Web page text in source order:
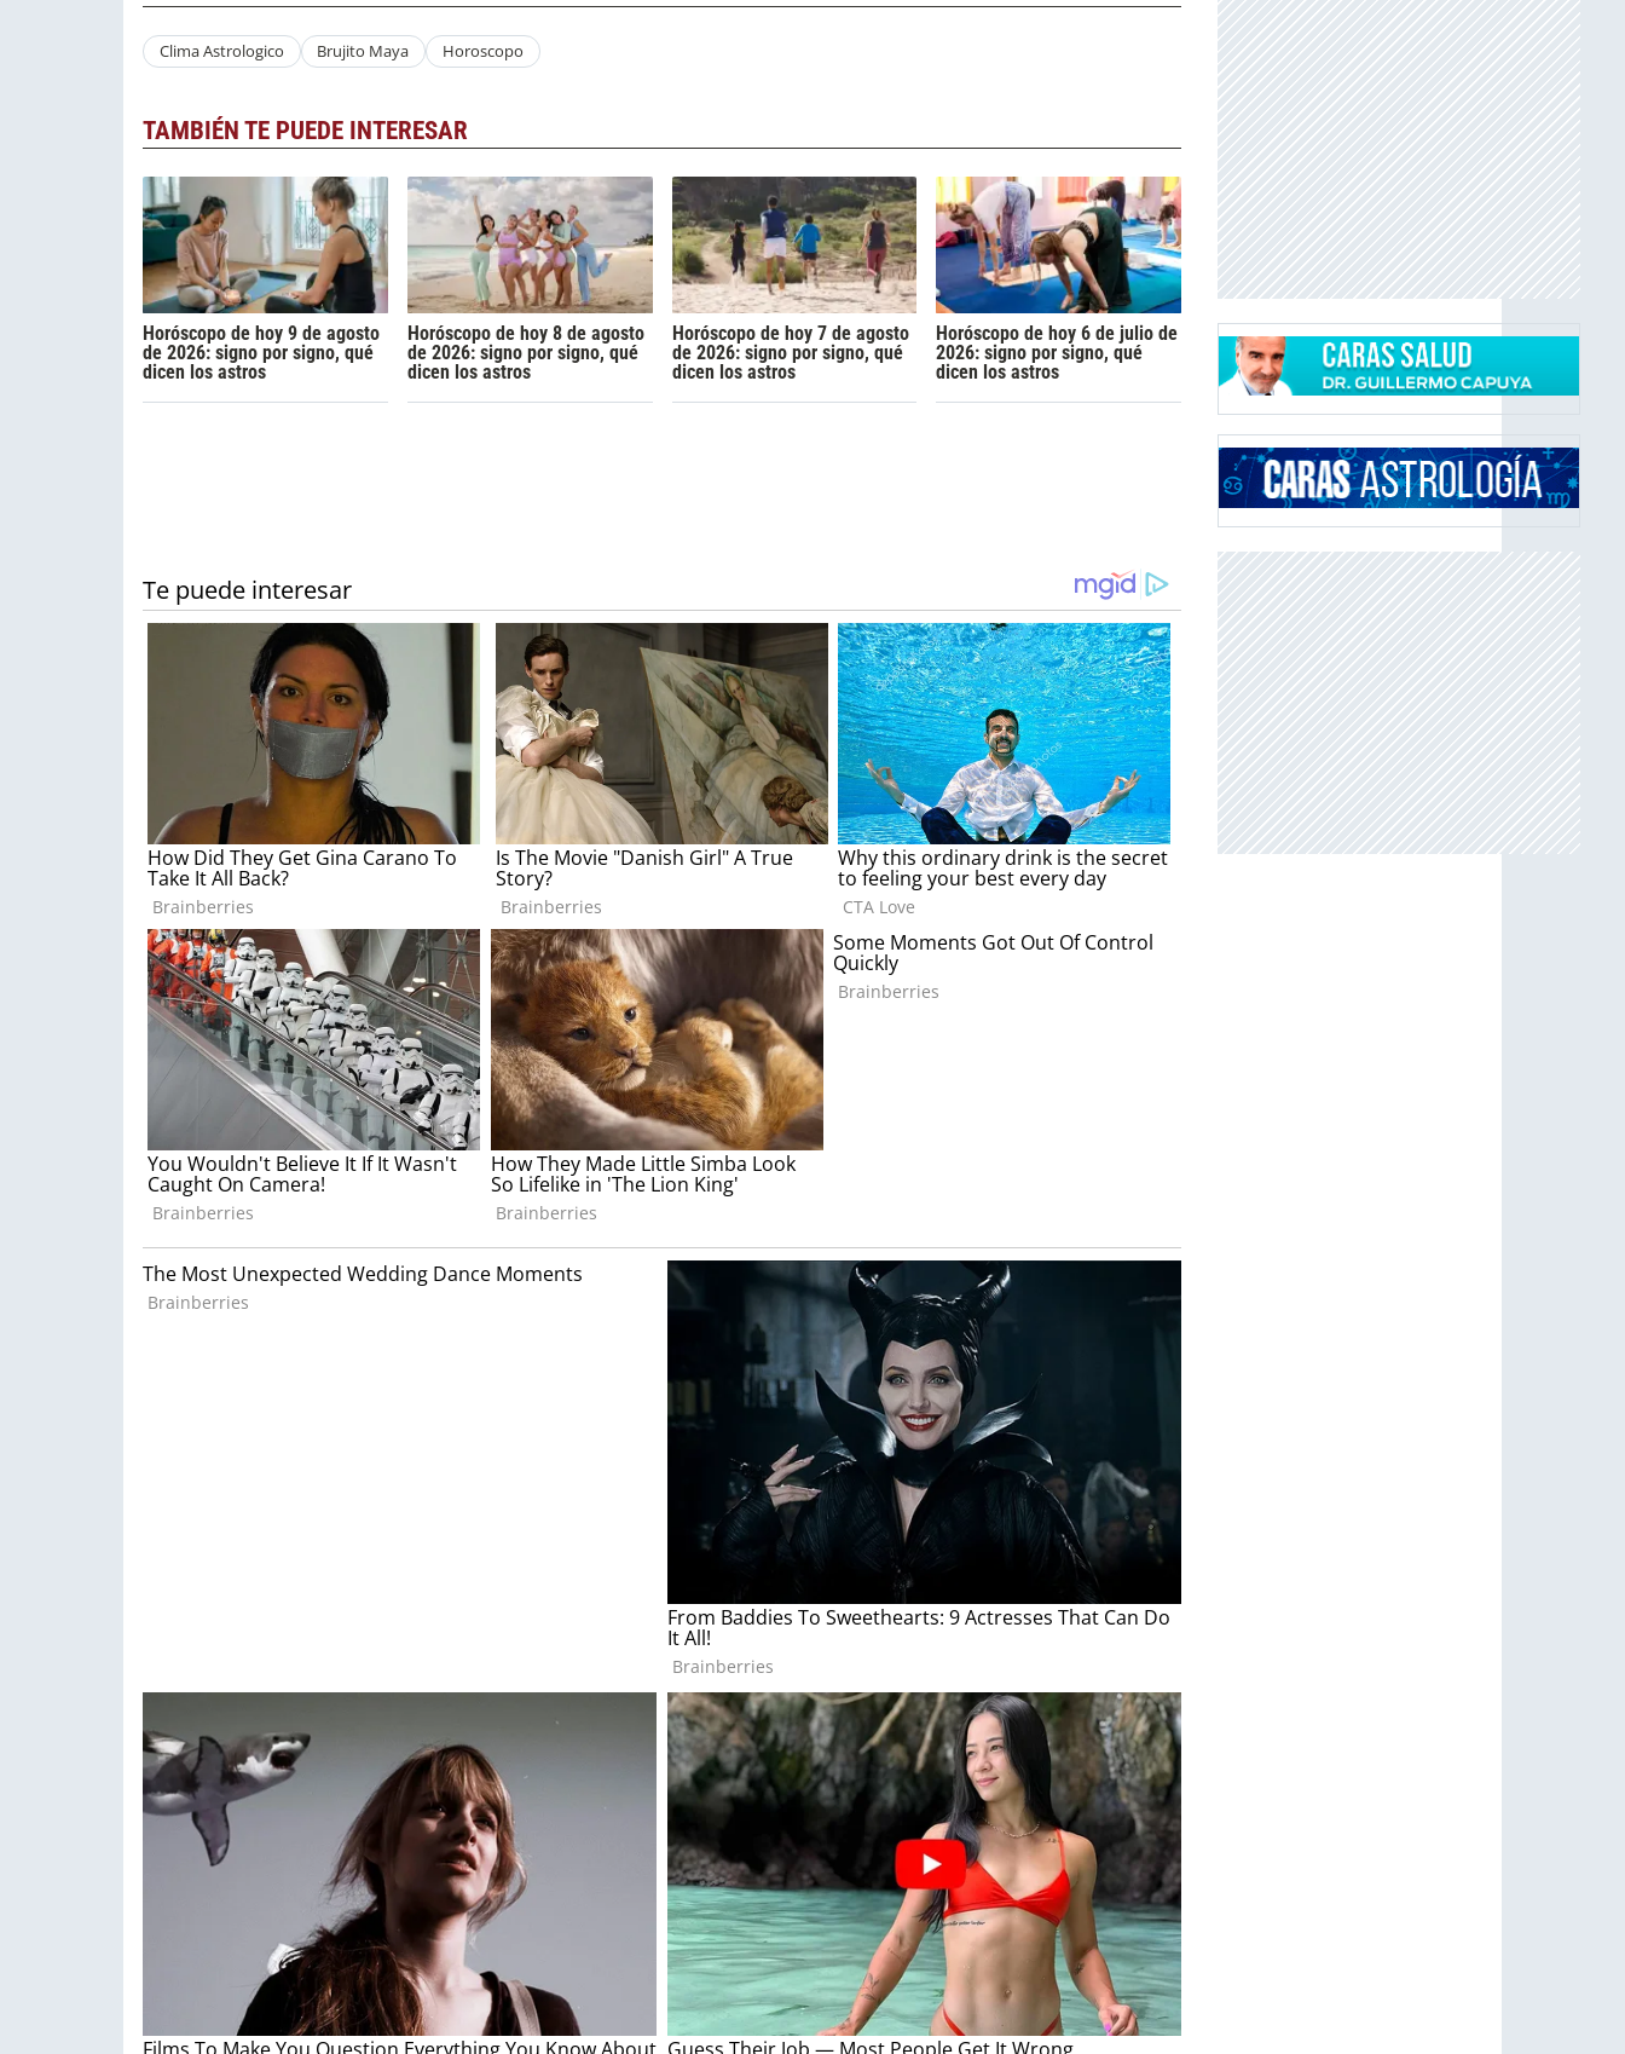
Clima Astrologico Brujito Maya Horoscopo
TAMBIÉN TE PUEDE INTERESAR
Horóscopo de hoy 9 de agosto
de 2026: signo por signo, qué
dicen los astros
Horóscopo de hoy 8 de agosto
de 2026: signo por signo, qué
dicen los astros
Horóscopo de hoy 7 de agosto
de 2026: signo por signo, qué
dicen los astros
Horóscopo de hoy 6 de julio de
2026: signo por signo, qué
dicen los astros